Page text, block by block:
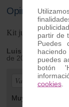
Opiniones de
Kit juntas motor
Luis | de Sant
de 2025
Valoración
Muy buenas
partir de
Puedes
puedes
botón
cookies.